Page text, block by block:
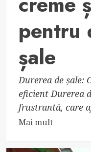
pentru
șale
Durerea de șale:
eficient Durerea
frustrantă, care
Mai multRead
about